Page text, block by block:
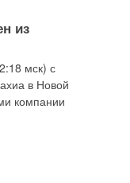
из
мск) с
в Новой
компании